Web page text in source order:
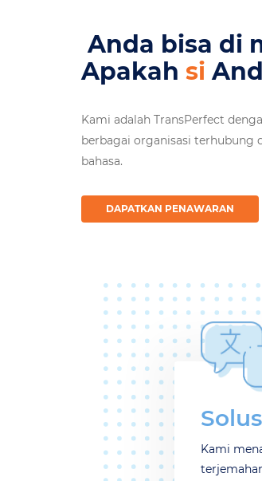
pemangku
Apakah
Kami adalah TransPerfect
berbagai organisasi terhubung
bahasa.
DAPATKAN PENAWARAN
Kami